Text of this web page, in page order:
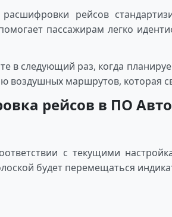
рейсов
пассажирам легко
в следующий раз, когда
воздушных маршрутов, которая
рейсов в ПО
с текущими
будет перемещаться